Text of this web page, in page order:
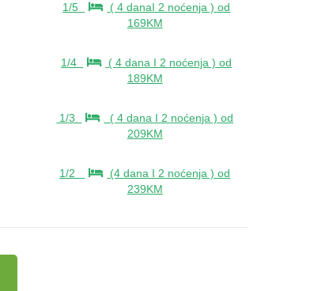
1/5
( 4 danaI 2 noćenja ) od
169KM
1/4
( 4 dana I 2 noćenja ) od
189KM
1/3
( 4 dana I 2 noćenja ) od
209KM
1/2
(4 dana I 2 noćenja ) od
239KM